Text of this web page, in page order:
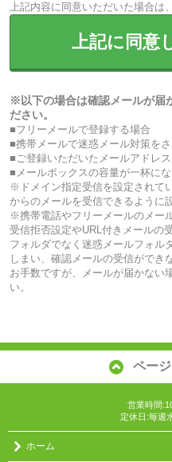
上記内容に同意いただいた場合は
上記に同意
※以下の場合は確認メールが届
ださい。
■フリーメールで登録する場合
■携帯メールで迷惑メール対策を
■ご登録いただいたメールアドレ
■メールボックスの容量が一杯に
※ドメイン指定受信を設定されて
からのメールを受信できるように
※携帯電話やフリーメールのメー
受信拒否設定やURL付きメールの
フォルダでなく迷惑メールフォル
しまい、確認メールの受信ができ
お手数ですが、メールが届かない
い。
ペー
営業時間
定休日:毎週
ホーム